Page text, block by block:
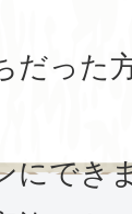
だった
にでき